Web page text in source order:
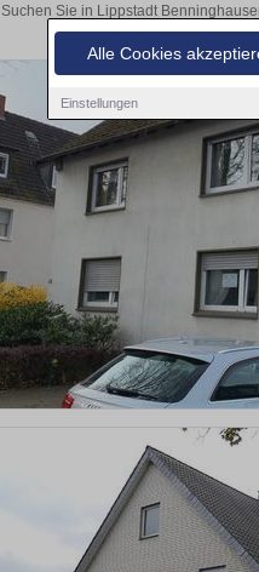
Alle Cookies
Einstellungen
Suchen Sie in Lippstadt
Kapitalanlage